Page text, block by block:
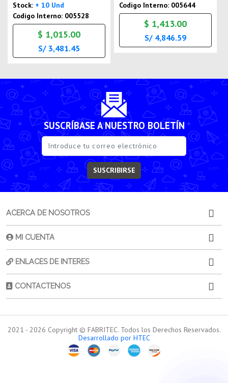
Stock: + 10 Und
Codigo Interno: 005528
$ 1,015.00
S/ 3,481.45
Codigo Interno: 005644
$ 1,413.00
S/ 4,846.59
SUSCRÍBASE A NUESTRO BOLETÍN
SUSCRIBIRSE
ACERCA DE NOSOTROS
MI CUENTA
ENLACES DE INTERES
CONTACTENOS
2021 - 2026 Copyright © FABRITEC. Todos los Derechos Reservados.
Desarrollado por HTEC